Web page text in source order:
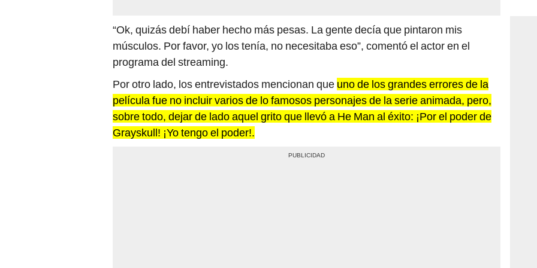
“Ok, quizás debí haber hecho más pesas. La gente decía que pintaron mis
músculos. Por favor, yo los tenía, no necesitaba eso”, comentó el actor en el
programa del streaming.
Por otro lado, los entrevistados mencionan que uno de los grandes errores de la
película fue no incluir varios de lo famosos personajes de la serie animada, pero,
sobre todo, dejar de lado aquel grito que llevó a He Man al éxito: ¡Por el poder de
Grayskull! ¡Yo tengo el poder!.